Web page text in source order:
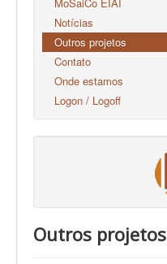
Notícias
Outros projetos
Contato
Onde estamos
Logon / Logoff
Outros projetos